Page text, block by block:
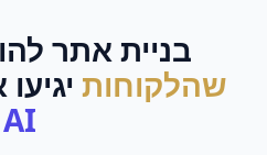
בניית אתר ל
שהלקוחות
AI